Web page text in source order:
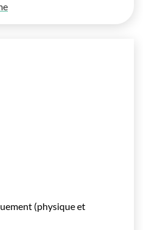
dans un nouvel onglet)
(physique et